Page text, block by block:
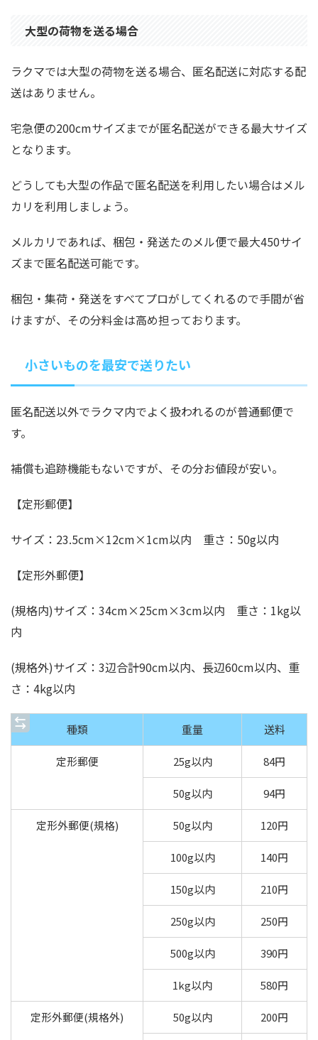
大型の荷物を送る場合
ラクマでは大型の荷物を送る場合、匿名配送に対応する配
送はありません。
宅急便の200cmサイズまでが匿名配送ができる最大サイズ
となります。
どうしても大型の作品で匿名配送を利用したい場合はメル
カリを利用しましょう。
メルカリであれば、梱包・発送たのメル便で最大450サイ
ズまで匿名配送可能です。
梱包・集荷・発送をすべてプロがしてくれるので手間が省
けますが、その分料金は高め担っております。
小さいものを最安で送りたい
匿名配送以外でラクマ内でよく扱われるのが普通郵便で
す。
補償も追跡機能もないですが、その分お値段が安い。
【定形郵便】
サイズ：23.5cm×12cm×1cm以内 重さ：50g以内
【定形外郵便】
(規格内)サイズ：34cm×25cm×3cm以内 重さ：1kg以
内
(規格外)サイズ：3辺合計90cm以内、長辺60cm以内、重
さ：4kg以内
種類 重量 送料
定形郵便 25g以内 84円
50g以内 94円
定形外郵便(規格) 50g以内 120円
100g以内 140円
150g以内 210円
250g以内 250円
500g以内 390円
1kg以内 580円
定形外郵便(規格外) 50g以内 200円